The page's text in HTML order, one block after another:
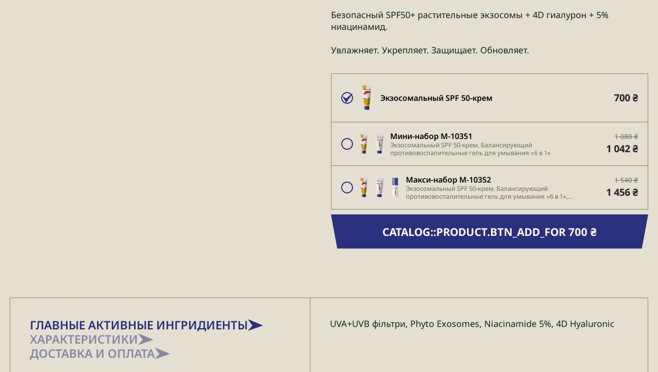
Безопасный SPF50+ растительные экзосомы + 4D гиалурон + 5%
ниацинамид.
Увлажняет. Укрепляет. Защищает. Обновляет.
Экзосомальный SPF 50-крем 700 ₴
Мини-набор М-10351
Экзосомальный SPF 50-крем, Балансирующий
противовоспалительные гель для умывания «6 в 1»
1 080 ₴
1 042 ₴
Макси-набор М-10352
Экзосомальный SPF 50-крем, Балансирующий
противовоспалительные гель для умывания «6 в 1»,
1 540 ₴
1 456 ₴
CATALOG::PRODUCT.BTN_ADD_FOR 700 ₴
ГЛАВНЫЕ АКТИВНЫЕ ИНГРИДИЕНТЫ
ХАРАКТЕРИСТИКИ
ДОСТАВКА И ОПЛАТА
UVA+UVB фільтри, Phyto Exosomes, Niacinamide 5%, 4D Hyaluronic